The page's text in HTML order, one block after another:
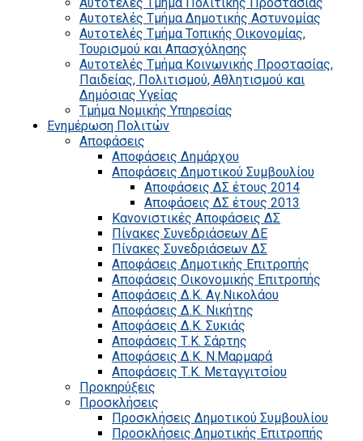
Αυτοτελές Τμήμα Δημοτικής Αστυνομίας
Αυτοτελές Τμήμα Τοπικής Οικονομίας,
Τουρισμού και Απασχόλησης
Αυτοτελές Τμήμα Κοινωνικής Προστασίας,
Παιδείας, Πολιτισμού, Αθλητισμού και
Δημόσιας Υγείας
Τμήμα Νομικής Υπηρεσίας
Ενημέρωση Πολιτών
Αποφάσεις
Αποφάσεις Δημάρχου
Αποφάσεις Δημοτικού Συμβουλίου
Αποφάσεις ΔΣ έτους 2014
Αποφάσεις ΔΣ έτους 2013
Κανονιστικές Αποφάσεις ΔΣ
Πίνακες Συνεδριάσεων ΔΕ
Πίνακες Συνεδριάσεων ΔΣ
Αποφάσεις Δημοτικής Επιτροπής
Αποφάσεις Οικονομικής Επιτροπής
Αποφάσεις Δ.Κ. Αγ.Νικολάου
Αποφάσεις Δ.Κ. Νικήτης
Αποφάσεις Δ.Κ. Συκιάς
Αποφάσεις Τ.Κ. Σάρτης
Αποφάσεις Δ.Κ. Ν.Μαρμαρά
Αποφάσεις Τ.Κ. Μεταγγιτσίου
Προκηρύξεις
Προσκλήσεις
Προσκλήσεις Δημοτικού Συμβουλίου
Προσκλήσεις Δημοτικής Επιτροπής